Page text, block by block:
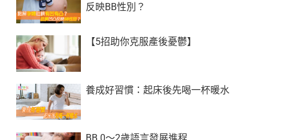
反映BB性別？
【5招助你克服產後憂鬱】
養成好習慣：起床後先喝一杯暖水